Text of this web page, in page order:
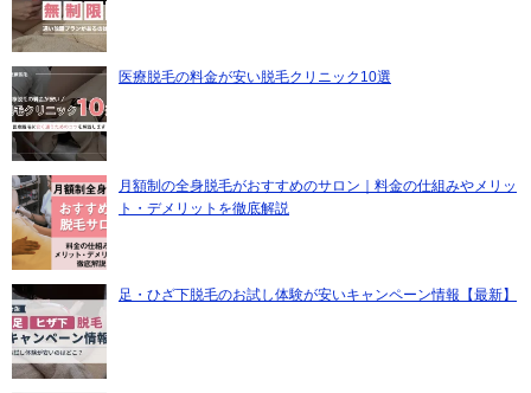
医療脱毛の料金が安い脱毛クリニック10選
月額制の全身脱毛がおすすめのサロン｜料金の仕組みやメリッ
ト・デメリットを徹底解説
足・ひざ下脱毛のお試し体験が安いキャンペーン情報【最新】